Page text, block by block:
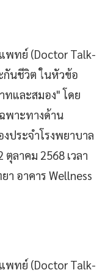
พทย์ (Doctor Talk-
กันชีวิต ในหัวข้อ
ทและสมอง" โดย
พาะทางด้าน
ประจำโรงพยาบาล
ลาคม 2568 เวลา
อาคาร Wellness
พทย์ (Doctor Talk-